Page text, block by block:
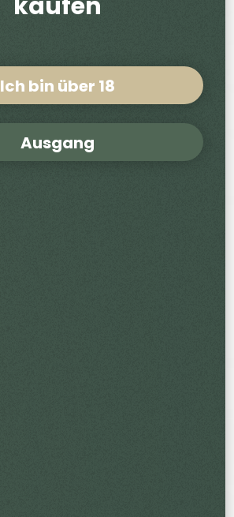
Ich bin über 18
Ausgang